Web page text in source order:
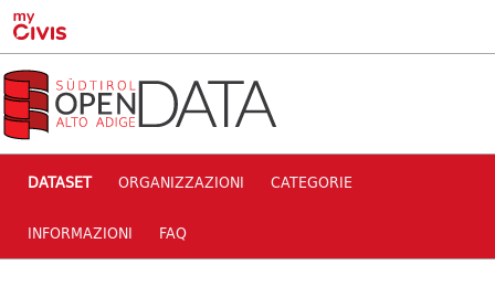
Skip to main content
DATASET ORGANIZZAZIONI CATEGORIE
INFORMAZIONI FAQ